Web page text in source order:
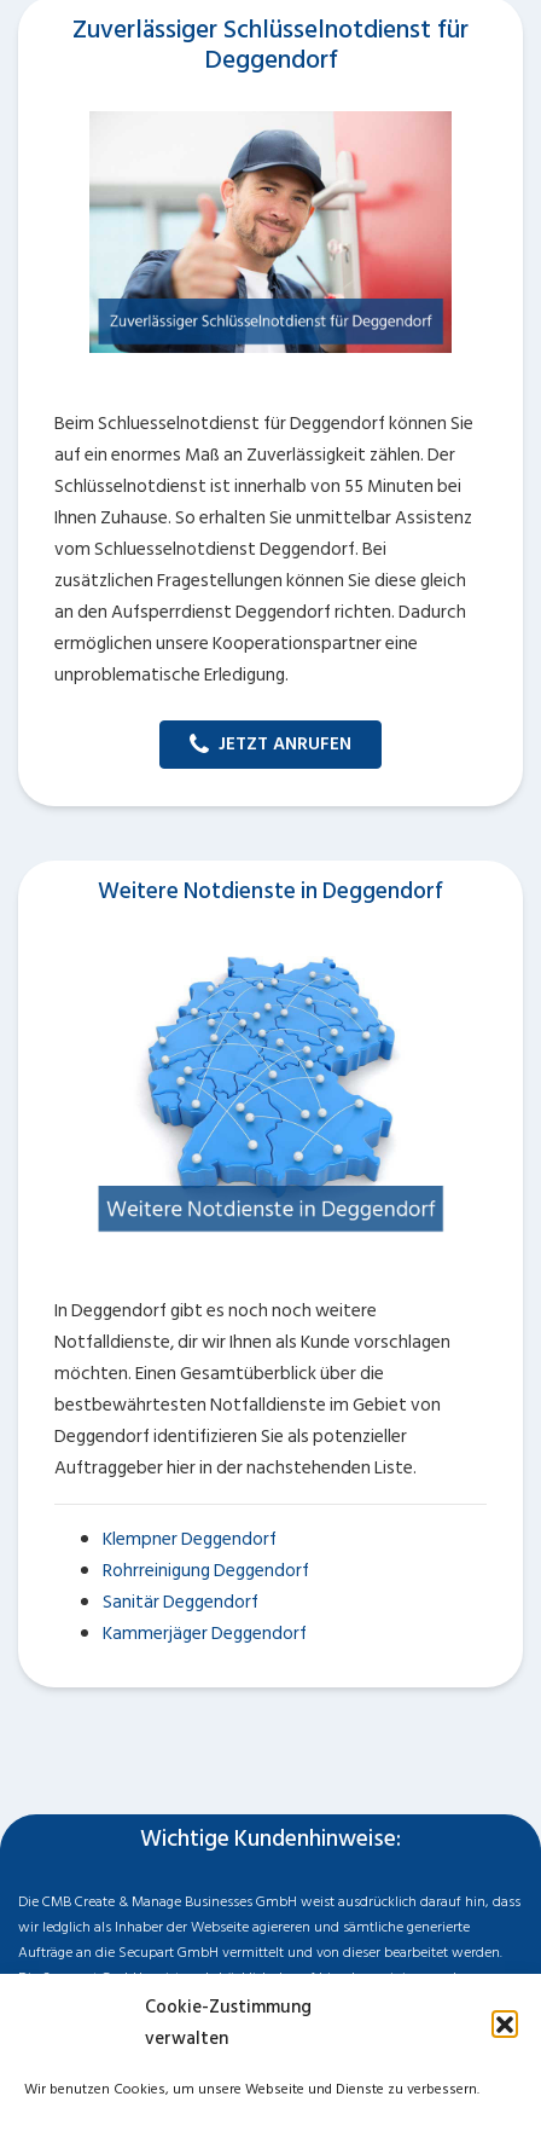
Cookie-Zustimmung
verwalten
Wir benutzen Cookies, um unsere Webseite und Dienste zu verbessern.
Zuverlässiger Schlüsselnotdienst für
Deggendorf
Beim Schluesselnotdienst für Deggendorf können Sie
auf ein enormes Maß an Zuverlässigkeit zählen. Der
Schlüsselnotdienst ist innerhalb von 55 Minuten bei
Ihnen Zuhause. So erhalten Sie unmittelbar Assistenz
vom Schluesselnotdienst Deggendorf. Bei
zusätzlichen Fragestellungen können Sie diese gleich
an den Aufsperrdienst Deggendorf richten. Dadurch
ermöglichen unsere Kooperationspartner eine
unproblematische Erledigung.
JETZT ANRUFEN
Weitere Notdienste in Deggendorf
In Deggendorf gibt es noch noch weitere
Notfalldienste, dir wir Ihnen als Kunde vorschlagen
möchten. Einen Gesamtüberblick über die
bestbewährtesten Notfalldienste im Gebiet von
Deggendorf identifizieren Sie als potenzieller
Auftraggeber hier in der nachstehenden Liste.
Klempner Deggendorf
Rohrreinigung Deggendorf
Sanitär Deggendorf
Kammerjäger Deggendorf
Wichtige Kundenhinweise:
Die CMB Create & Manage Businesses GmbH weist ausdrücklich darauf hin, dass
wir ledglich als Inhaber der Webseite agiereren und sämtliche generierte
Aufträge an die Secupart GmbH vermittelt und von dieser bearbeitet werden.
Die Secupart GmbH weist nachdrücklich darauf hin, dass wir in manchen
Ortschaften keine Zweigstelle haben, sondern die gewünschten Services als
mobiler Dienstleister zu unserem fairen Ortstarif bieten. Neben eigenen
zusammen, an die wir den Auftrag dann weiter vermitteln. Im Falle eines